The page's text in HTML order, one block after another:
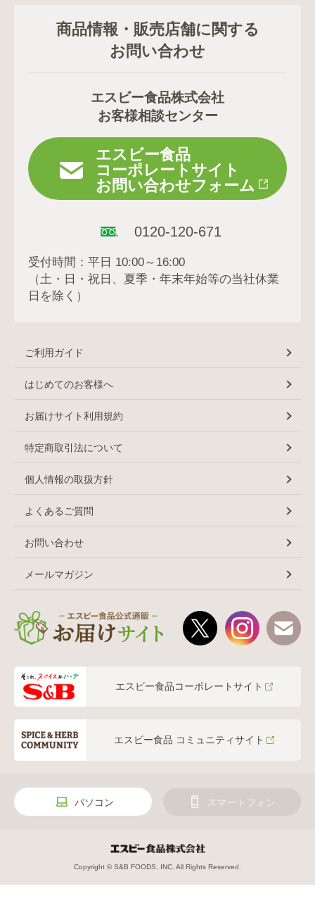
商品情報・販売店舗に関する
お問い合わせ
エスビー食品株式会社
お客様相談センター
エスビー食品
コーポレートサイト
お問い合わせフォーム
0120-120-671
受付時間：平日 10:00～16:00
（土・日・祝日、夏季・年末年始等の当社休業
日を除く）
ご利用ガイド
はじめてのお客様へ
お届けサイト利用規約
特定商取引法について
個人情報の取扱方針
よくあるご質問
お問い合わせ
メールマガジン
エスビー食品コーポレートサイト
エスビー食品 コミュニティサイト
パソコン スマートフォン
Copyright © S&B FOODS, INC. All Rights Reserved.